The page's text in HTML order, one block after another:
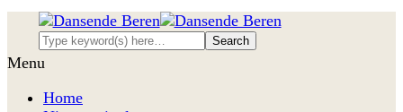
Menu
Home